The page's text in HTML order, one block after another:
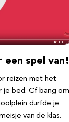
een spel van!
reizen met het
je bed. Of bang om
durfde je
van de klas.